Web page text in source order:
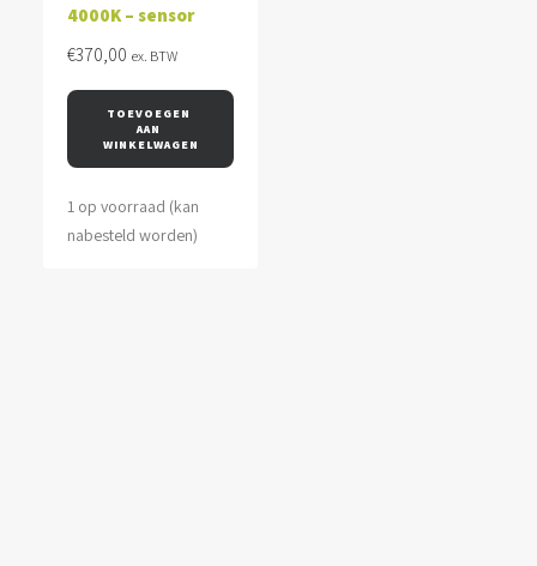
4000K – sensor
€370,00 ex. BTW
TOEVOEGEN
AAN
WINKELWAGEN
1 op voorraad (kan
nabesteld worden)